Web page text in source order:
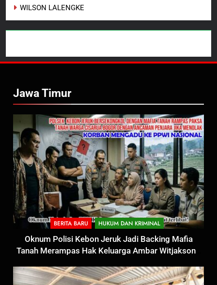
WILSON LALENGKE
Jawa Timur
BERITA BARU HUKUM DAN KRIMINAL
Oknum Polisi Kebon Jeruk Jadi Backing Mafia
Tanah Merampas Hak Keluarga Ambar Witjaksono